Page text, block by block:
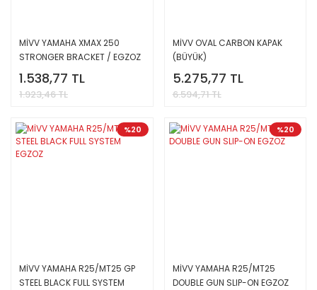
MİVV YAMAHA XMAX 250
STRONGER BRACKET / EGZOZ
KELEPÇESİ
1.538,77 TL
1.923,46 TL
MİVV OVAL CARBON KAPAK
(BÜYÜK)
5.275,77 TL
6.594,71 TL
%20
MİVV YAMAHA R25/MT25 GP
STEEL BLACK FULL SYSTEM
%20
MİVV YAMAHA R25/MT25
DOUBLE GUN SLIP-ON EGZOZ